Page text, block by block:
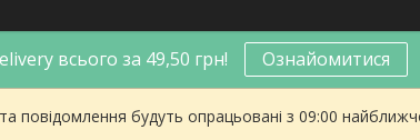
всього за 49,50 грн! Ознайомитися
повідомлення будуть опрацьовані з 09:00